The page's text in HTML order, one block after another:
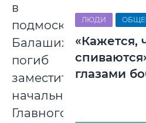
в
подмосковной
Балашихе
погиб
заместитель
начальника
Главного
ЛЮДИ
«Кажется,
глазами